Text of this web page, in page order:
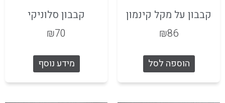
קבבון על מקל קינמון
₪86
הוספה לסל
קבבון סלוניקי
₪70
מידע נוסף